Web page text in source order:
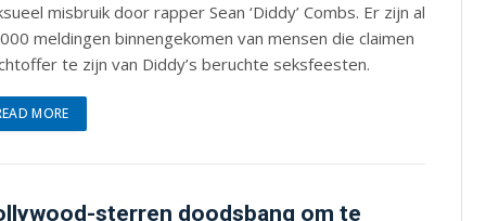
misbruik door rapper Sean ‘Diddy’ Combs. Er zijn al
meldingen binnengekomen van mensen die claimen
te zijn van Diddy’s beruchte seksfeesten.
MORE
sterren doodsbang om te